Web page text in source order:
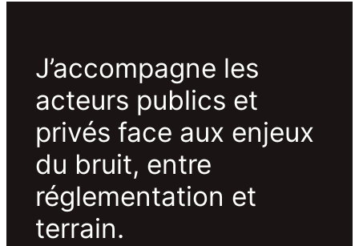
J’accompagne les
acteurs publics et
privés face aux enjeux
du bruit, entre
réglementation et
terrain.